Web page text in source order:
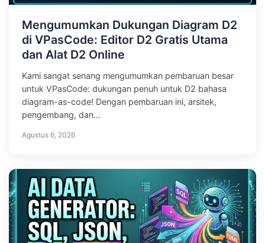
Mengumumkan Dukungan Diagram D2
di VPasCode: Editor D2 Gratis Utama
dan Alat D2 Online
Kami sangat senang mengumumkan pembaruan besar
untuk VPasCode: dukungan penuh untuk D2 bahasa
diagram-as-code! Dengan pembaruan ini, arsitek,
pengembang, dan...
Agustus 6, 2026